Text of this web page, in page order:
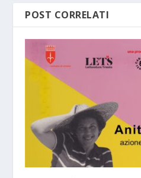
POST CORRELATI